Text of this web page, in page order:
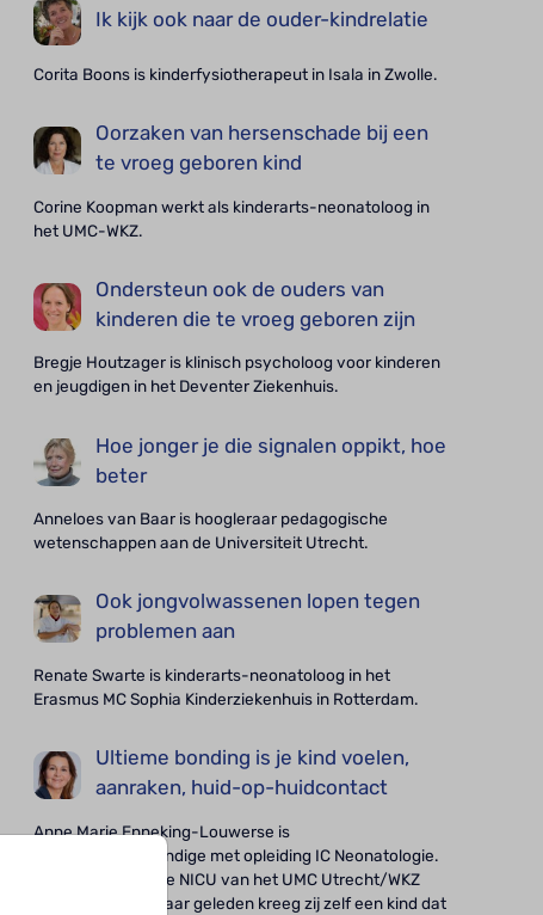
Ik kijk ook naar de ouder-kindrelatie
Corita Boons is kinderfysiotherapeut in Isala in Zwolle.
Oorzaken van hersenschade bij een
te vroeg geboren kind
Corine Koopman werkt als kinderarts-neonatoloog in
het UMC-WKZ.
Ondersteun ook de ouders van
kinderen die te vroeg geboren zijn
Bregje Houtzager is klinisch psycholoog voor kinderen
en jeugdigen in het Deventer Ziekenhuis.
Hoe jonger je die signalen oppikt, hoe
beter
Anneloes van Baar is hoogleraar pedagogische
wetenschappen aan de Universiteit Utrecht.
Ook jongvolwassenen lopen tegen
problemen aan
Renate Swarte is kinderarts-neonatoloog in het
Erasmus MC Sophia Kinderziekenhuis in Rotterdam.
Ultieme bonding is je kind voelen,
aanraken, huid-op-huidcontact
Anne Marie Enneking-Louwerse is
kinderverpleegkundige met opleiding IC Neonatologie.
Zij heeft lang op de NICU van het UMC Utrecht/WKZ
gewerkt. Dertien jaar geleden kreeg zij zelf een kind dat